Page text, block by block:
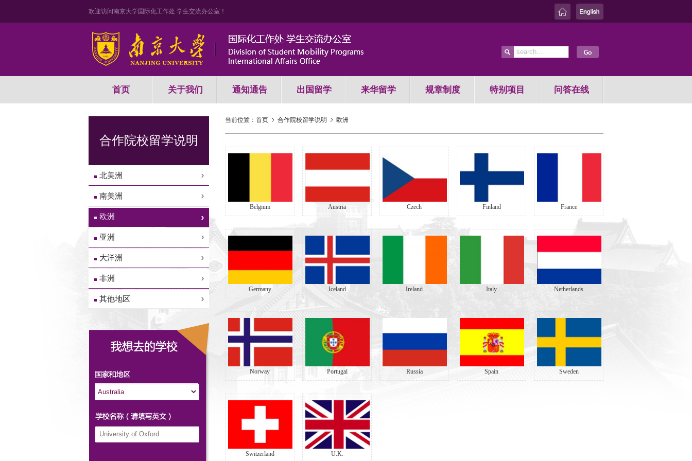
欢迎访问南京大学国际化工作处 学生交流办公室！
首页 关于我们 通知通告 出国留学 来华留学 规章制度 特别项目 问答在线
合作院校留学说明
北美洲
南美洲
欧洲
亚洲
大洋洲
非洲
其他地区
当前位置： 首页 合作院校留学说明 欧洲
Belgium Austria Czech Finland France
Germany Iceland Ireland Italy Netherlands
Norway Portugal Russia Spain Sweden
Switzerland U.K.